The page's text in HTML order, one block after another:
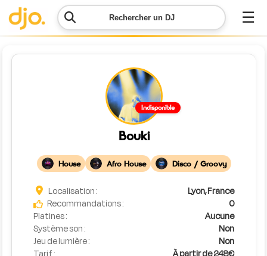
Rechercher un DJ ☰
Menu
ma
demande
Simulateur
de prix
Indisponible
Bouki
House Afro House Disco / Groovy
Localisation :
Lyon, France
Recommandations :
0
Platines :
Aucune
Système son :
Non
Jeu de lumière :
Non